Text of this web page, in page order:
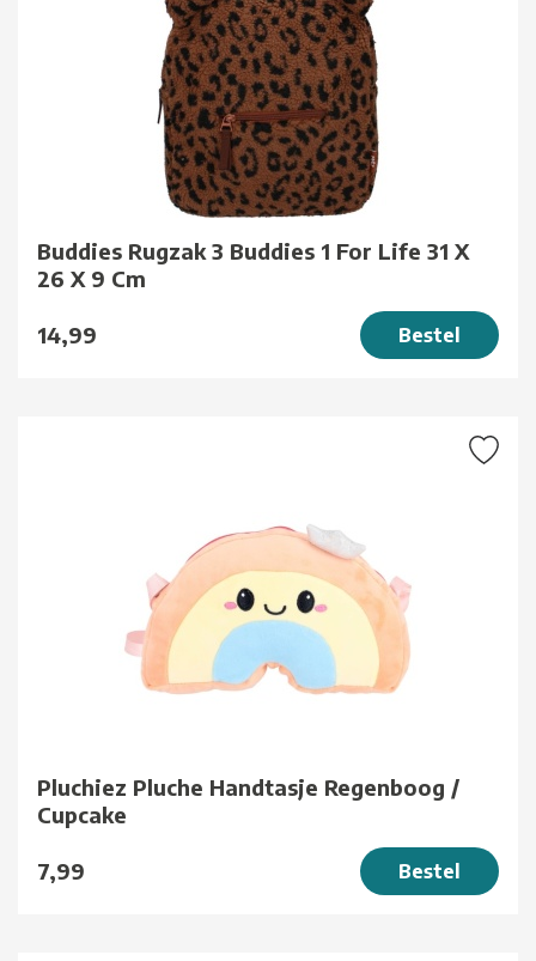
Buddies Rugzak 3 Buddies 1 For Life 31 X
26 X 9 Cm
14,99 Bestel
Pluchiez Pluche Handtasje Regenboog /
Cupcake
7,99 Bestel